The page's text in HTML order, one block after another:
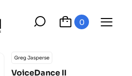
0
Greg Jasperse
VoiceDance II